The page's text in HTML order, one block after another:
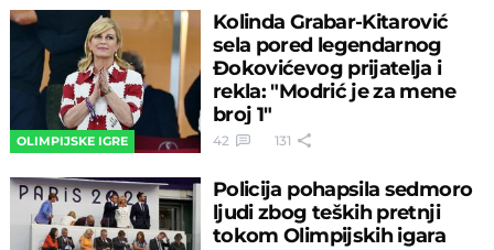
OLIMPIJSKE IGRE
Kolinda Grabar-Kitarović
sela pored legendarnog
Đokovićevog prijatelja i
rekla: "Modrić je za mene
broj 1"
42 131
Policija pohapsila sedmoro
ljudi zbog teških pretnji
tokom Olimpijskih igara